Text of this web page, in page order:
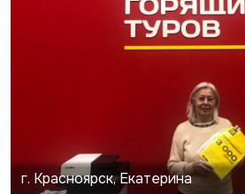
г. Красноярск, Екатерина